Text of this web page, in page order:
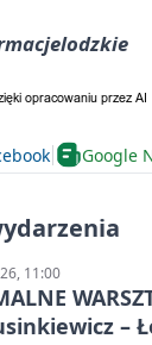
Google
11:00
–